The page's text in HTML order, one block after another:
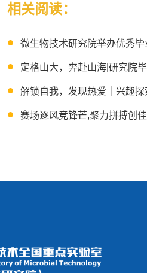
相关阅读：
微生物技术研究院举办优秀
定格山大，奔赴山海|研究院
解锁自我，发现热爱｜兴趣